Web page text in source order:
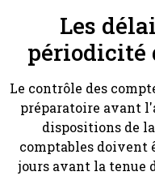
Les
périodicité
Le contrôle des
préparatoire avant
dispositions de
comptables doivent
jours avant la tenue